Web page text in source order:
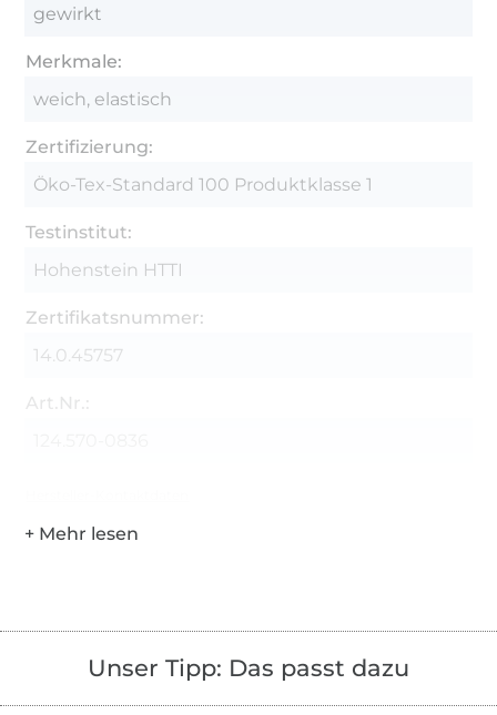
gewirkt
Merkmale:
weich, elastisch
Zertifizierung:
Öko-Tex-Standard 100 Produktklasse 1
Testinstitut:
Hohenstein HTTI
Zertifikatsnummer:
14.0.45757
Art.Nr.:
Unser Tipp: Das passt dazu